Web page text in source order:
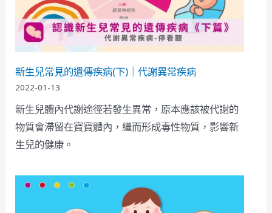
新生兒常見的遺傳疾病(下)｜代謝異常疾病
2022-01-13
新生兒體內代謝途徑若發生異常，原本應該被代謝的
物質會滯留在寶寶體內，繼而形成毒性物質，影響新
生兒的健康。